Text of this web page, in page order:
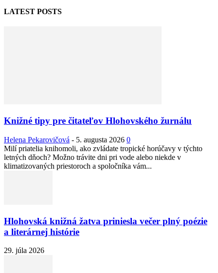
LATEST POSTS
Knižné tipy pre čitateľov Hlohovského žurnálu
Helena Pekarovičová - 5. augusta 2026 0
Milí priatelia knihomoli, ako zvládate tropické horúčavy v týchto
letných dňoch? Možno trávite dni pri vode alebo niekde v
klimatizovaných priestoroch a spoločníka vám...
Hlohovská knižná žatva priniesla večer plný poézie
a literárnej histórie
29. júla 2026